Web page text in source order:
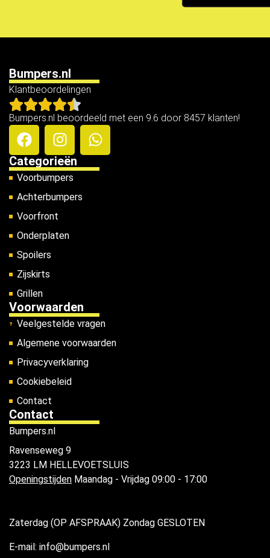
Bumpers.nl
Klantbeoordelingen
Bumpers.nl beoordeeld met een 9.6 door 8457 klanten!
Categorieën
Voorbumpers
Achterbumpers
Voorfront
Onderplaten
Spoilers
Zijskirts
Grillen
Voorwaarden
Veelgestelde vragen
Algemene voorwaarden
Privacyverklaring
Cookiebeleid
Contact
Contact
Bumpers.nl
Ravenseweg 9
3223 LM HELLEVOETSLUIS
Openingstijden Maandag - Vrijdag 09:00 - 17:00
Zaterdag (OP AFSPRAAK) Zondag GESLOTEN
E-mail: info@bumpers.nl